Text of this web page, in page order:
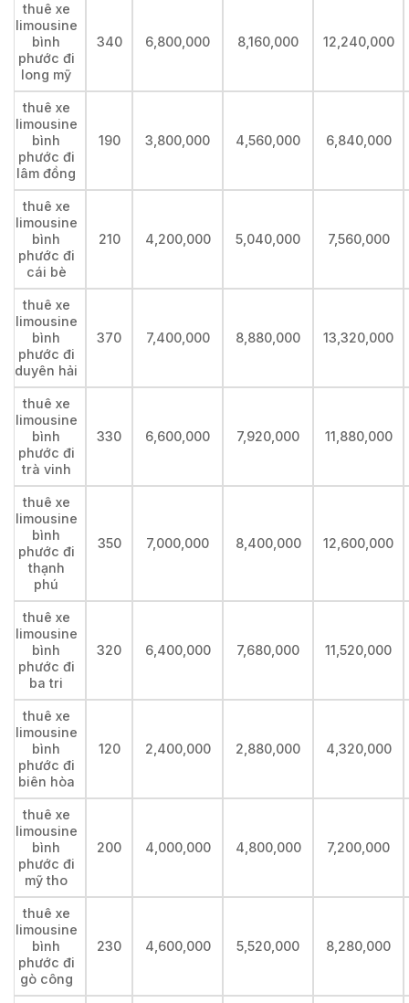
thuê xe
limousine
bình
phước đi
long mỹ
340 6,800,000 8,160,000 12,240,000
thuê xe
limousine
bình
phước đi
lâm đồng
190 3,800,000 4,560,000 6,840,000
thuê xe
limousine
bình
phước đi
cái bè
210 4,200,000 5,040,000 7,560,000
thuê xe
limousine
bình
phước đi
duyên hải
370 7,400,000 8,880,000 13,320,000
thuê xe
limousine
bình
phước đi
trà vinh
330 6,600,000 7,920,000 11,880,000
thuê xe
limousine
bình
phước đi
thạnh
phú
350 7,000,000 8,400,000 12,600,000
thuê xe
limousine
bình
phước đi
ba tri
320 6,400,000 7,680,000 11,520,000
thuê xe
limousine
bình
phước đi
biên hòa
120 2,400,000 2,880,000 4,320,000
thuê xe
limousine
bình
phước đi
mỹ tho
200 4,000,000 4,800,000 7,200,000
thuê xe
limousine
bình
phước đi
gò công
230 4,600,000 5,520,000 8,280,000